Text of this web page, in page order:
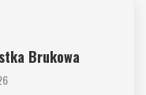
Brukowa